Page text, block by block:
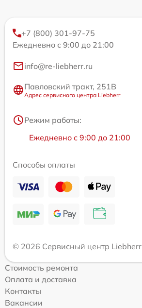
+7 (800) 301-97-75
Ежедневно с 9:00 до 21:00
info@re-liebherr.ru
Павловский тракт, 251В
Адрес сервисного центра Liebherr
Режим работы:
Ежедневно с 9:00 до 21:00
Способы оплаты
© 2026 Сервисный центр Liebherr
Стоимость ремонта
Оплата и доставка
Контакты
Вакансии